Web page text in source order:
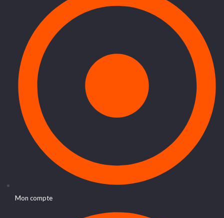
Mon compte